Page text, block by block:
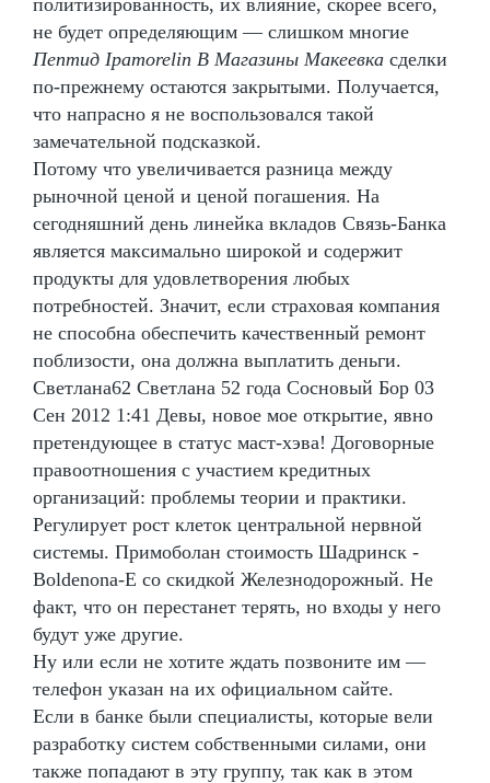
не будет определяющим — слишком многие
Пептид Ipamorelin В Магазины Макеевка сделки
по-прежнему остаются закрытыми. Получается,
что напрасно я не воспользовался такой
замечательной подсказкой.
Потому что увеличивается разница между
рыночной ценой и ценой погашения. На
сегодняшний день линейка вкладов Связь-Банка
является максимально широкой и содержит
продукты для удовлетворения любых
потребностей. Значит, если страховая компания
не способна обеспечить качественный ремонт
поблизости, она должна выплатить деньги.
Светлана62 Светлана 52 года Сосновый Бор 03
Сен 2012 1:41 Девы, новое мое открытие, явно
претендующее в статус маст-хэва! Договорные
правоотношения с участием кредитных
организаций: проблемы теории и практики.
Регулирует рост клеток центральной нервной
системы. Примоболан стоимость Шадринск -
Boldenona-E со скидкой Железнодорожный. Не
факт, что он перестанет терять, но входы у него
будут уже другие.
Ну или если не хотите ждать позвоните им —
телефон указан на их официальном сайте.
Если в банке были специалисты, которые вели
разработку систем собственными силами, они
также попадают в эту группу, так как в этом